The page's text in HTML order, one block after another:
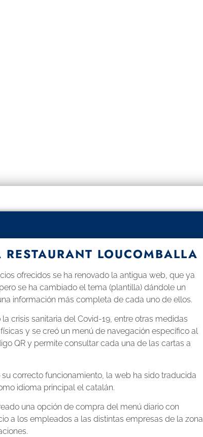
LOUCOMBALLA
ofrecidos se ha renovado la antigua web, que ya
se ha cambiado el tema (plantilla) dándole un
información más completa de cada uno de ellos.
crisis sanitaria del Covid-19, entre otras medidas
y se creó un menú de navegación específico al
QR y permite consultar cada una de las cartas a
correcto funcionamiento, la web ha sido traducida
idioma principal el catalán.
una opción de compra del menú diario con
a los empleados a las distintas empresas de la zona